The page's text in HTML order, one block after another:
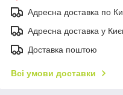
Адресна доставка по
Адресна доставка у
Доставка поштою
Всі умови доставки